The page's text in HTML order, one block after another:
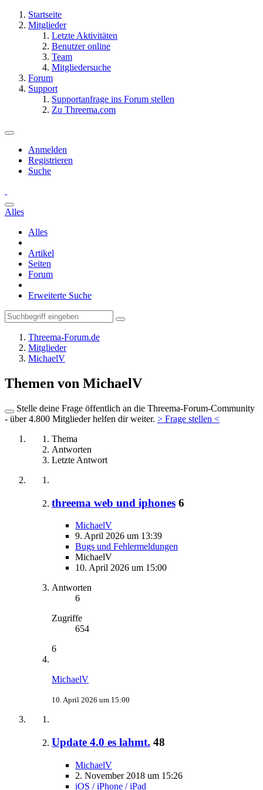
Startseite
Mitglieder
Letzte Aktivitäten
Benutzer online
Team
Mitgliedersuche
Forum
Support
Supportanfrage ins Forum stellen
Zu Threema.com
Anmelden
Registrieren
Suche
Alles
Alles
Artikel
Seiten
Forum
Erweiterte Suche
Threema-Forum.de
Mitglieder
MichaelV
Themen von MichaelV
Stelle deine Frage öffentlich an die Threema-Forum-Community
- über 4.800 Mitglieder helfen dir weiter. > Frage stellen <
Thema
Antworten
Letzte Antwort
threema web und iphones 6
MichaelV
9. April 2026 um 13:39
Bugs und Fehlermeldungen
MichaelV
10. April 2026 um 15:00
Antworten
6
Zugriffe
654
6
MichaelV
10. April 2026 um 15:00
Update 4.0 es lahmt. 48
MichaelV
2. November 2018 um 15:26
iOS / iPhone / iPad